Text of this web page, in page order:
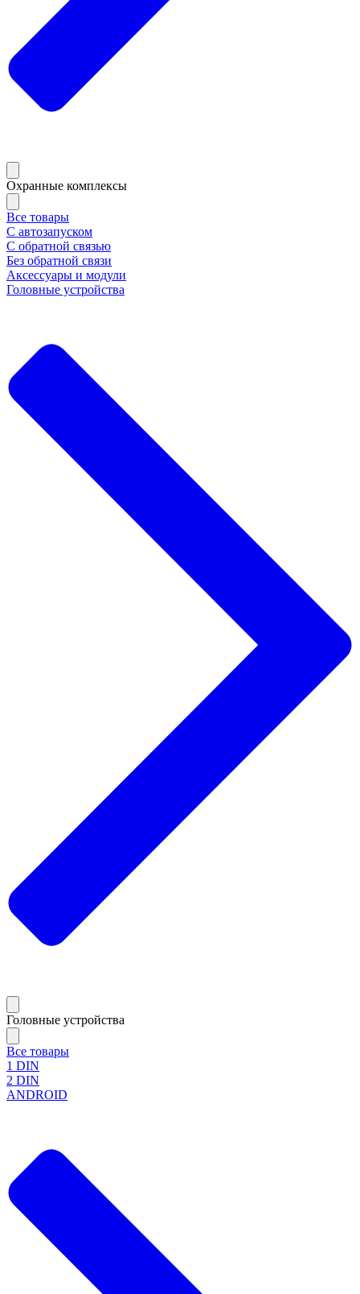
Охранные комплексы
Все товары
С автозапуском
С обратной связью
Без обратной связи
Аксессуары и модули
Головные устройства
Головные устройства
Все товары
1 DIN
2 DIN
ANDROID